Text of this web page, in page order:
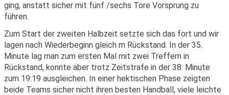
ging, anstatt sicher mit fünf /sechs Tore Vorsprung zu
führen.
Zum Start der zweiten Halbzeit setzte sich das fort und wir
lagen nach Wiederbeginn gleich m Rückstand. In der 35.
Minute lag man zum ersten Mal mit zwei Treffern in
Rückstand, konnte aber trotz Zeitstrafe in der 38. Minute
zum 19:19 ausgleichen. In einer hektischen Phase zeigten
beide Teams sicher nicht ihren besten Handball, viele leichte